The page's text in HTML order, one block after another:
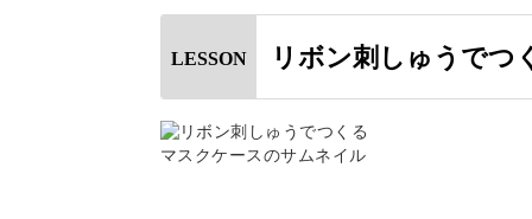
お花の形を整えるひと手間で作品の
きましょう。
LESSON リボン刺しゅうでつ